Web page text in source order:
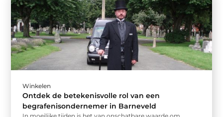
Winkelen
Ontdek de betekenisvolle rol van een
begrafenisondernemer in Barneveld